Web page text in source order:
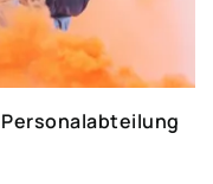
Personalabteilung